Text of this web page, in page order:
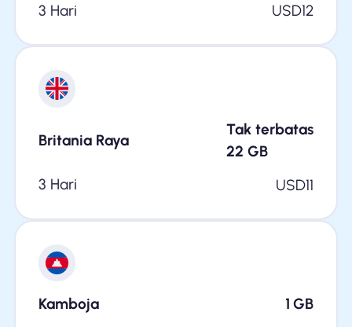
3 Hari
USD12
Britania Raya
Tak terbatas
22 GB
3 Hari
USD11
Kamboja 1 GB